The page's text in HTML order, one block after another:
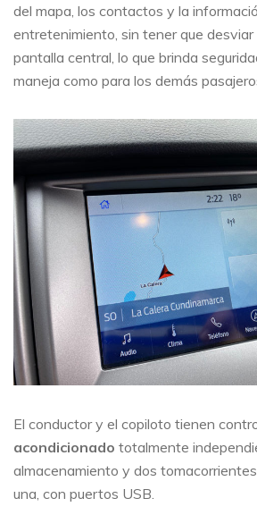
del mapa, los contactos y la
entretenimiento, sin tener que desviar
pantalla central, lo que brinda
maneja como para los demás
El conductor y el copiloto tienen
acondicionado totalmente
almacenamiento y dos
una, con puertos USB.